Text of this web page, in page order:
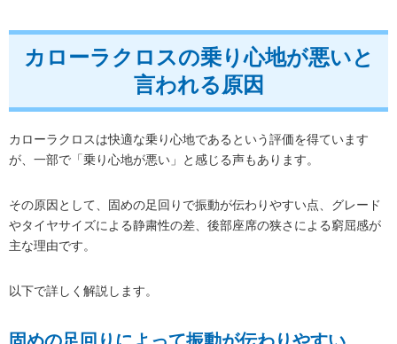
カローラクロスの乗り心地が悪いと
言われる原因
カローラクロスは快適な乗り心地であるという評価を得ています
が、一部で「乗り心地が悪い」と感じる声もあります。
その原因として、固めの足回りで振動が伝わりやすい点、グレード
やタイヤサイズによる静粛性の差、後部座席の狭さによる窮屈感が
主な理由です。
以下で詳しく解説します。